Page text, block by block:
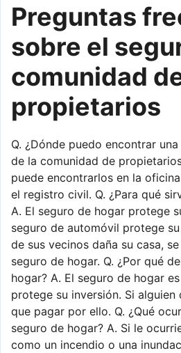
Preguntas
sobre el
comunidad
propietarios
Q. ¿Dónde puedo encontrar
de la comunidad de
puede encontrarlos en la
el registro civil. Q. ¿Para qué
A. El seguro de hogar protege
seguro de automóvil protege
de sus vecinos daña su casa,
seguro de hogar. Q. ¿Por qué
hogar? A. El seguro de hogar
protege su inversión. Si alguien
que pagar por ello. Q. ¿Qué
seguro de hogar? A. Si le
como un incendio o una